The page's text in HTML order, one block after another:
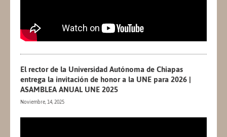
El rector de la Universidad Autónoma de Chiapas
entrega la invitación de honor a la UNE para 2026 |
ASAMBLEA ANUAL UNE 2025
Noviembre, 14, 2025